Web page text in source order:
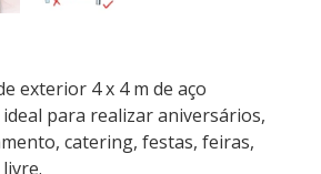
exterior 4 x 4 m de aço
para realizar aniversários,
catering, festas, feiras,